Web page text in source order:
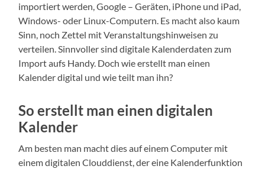
importiert werden, Google – Geräten, iPhone und iPad,
Windows- oder Linux-Computern. Es macht also kaum
Sinn, noch Zettel mit Veranstaltungshinweisen zu
verteilen. Sinnvoller sind digitale Kalenderdaten zum
Import aufs Handy. Doch wie erstellt man einen
Kalender digital und wie teilt man ihn?
So erstellt man einen digitalen
Kalender
Am besten man macht dies auf einem Computer mit
einem digitalen Clouddienst, der eine Kalenderfunktion